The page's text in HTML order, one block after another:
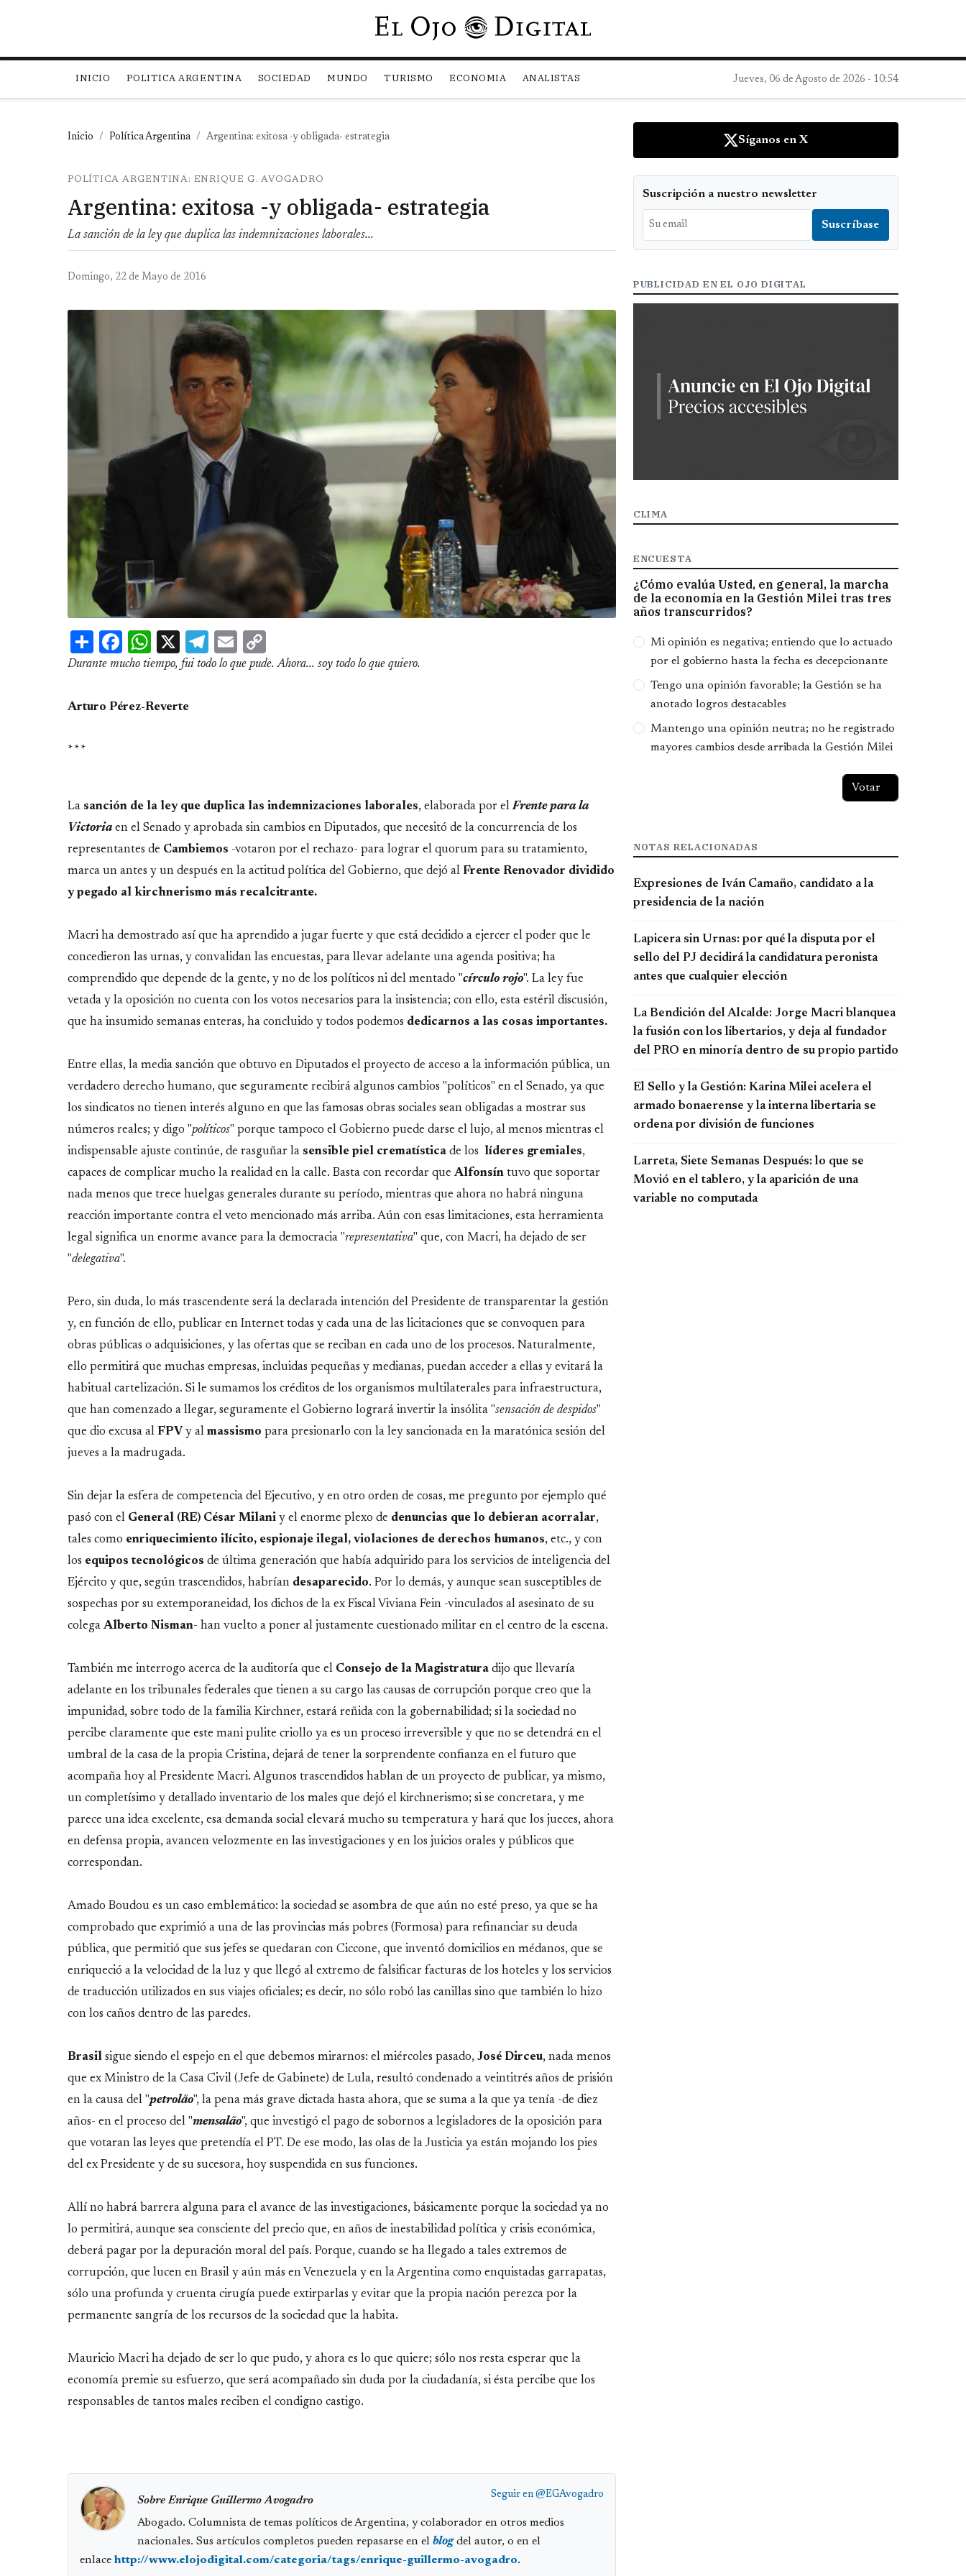
Pasar al contenido principal
INICIO POLITICA ARGENTINA SOCIEDAD MUNDO TURISMO ECONOMIA ANALISTAS Jueves, 06 de Agosto de 2026 - 10:54
Inicio Política Argentina Argentina: exitosa -y obligada- estrategia
POLÍTICA ARGENTINA: ENRIQUE G. AVOGADRO
Argentina: exitosa -y obligada- estrategia
La sanción de la ley que duplica las indemnizaciones laborales...
Domingo, 22 de Mayo de 2016
ShareFacebook
WhatsApp
X Telegram
Email
Link
Durante mucho tiempo, fui todo lo que pude. Ahora... soy todo lo que quiero.
Arturo Pérez-Reverte
* * *
La sanción de la ley que duplica las indemnizaciones laborales, elaborada por elFrente para la
Victoria en el Senado y aprobada sin cambios en Diputados, que necesitó de la concurrencia de los
representantes de Cambiemos -votaron por el rechazo- para lograr el quorum para su tratamiento,
marca un antes y un después en la actitud política del Gobierno, que dejó al Frente Renovador dividido
y pegado al kirchnerismo más recalcitrante.
Macri ha demostrado así que ha aprendido a jugar fuerte y que está decidido a ejercer el poder que le
concedieron las urnas, y convalidan las encuestas, para llevar adelante una agenda positiva; ha
comprendido que depende de la gente, y no de los políticos ni del mentado "círculo rojo". La ley fue
vetada y la oposición no cuenta con los votos necesarios para la insistencia; con ello, esta estéril discusión,
que ha insumido semanas enteras, ha concluido y todos podemos dedicarnos a las cosas importantes.
Entre ellas, la media sanción que obtuvo en Diputados el proyecto de acceso a la información pública, un
verdadero derecho humano, que seguramente recibirá algunos cambios "políticos" en el Senado, ya que
los sindicatos no tienen interés alguno en que las famosas obras sociales sean obligadas a mostrar sus
números reales; y digo "políticos" porque tampoco el Gobierno puede darse el lujo, al menos mientras el
indispensable ajuste continúe, de rasguñar la sensible piel crematística de los líderes gremiales,
capaces de complicar mucho la realidad en la calle. Basta con recordar que Alfonsín tuvo que soportar
nada menos que trece huelgas generales durante su período, mientras que ahora no habrá ninguna
reacción importante contra el veto mencionado más arriba. Aún con esas limitaciones, esta herramienta
legal significa un enorme avance para la democracia "representativa" que, con Macri, ha dejado de ser
"delegativa".
Pero, sin duda, lo más trascendente será la declarada intención del Presidente de transparentar la gestión
y, en función de ello, publicar en Internet todas y cada una de las licitaciones que se convoquen para
obras públicas o adquisiciones, y las ofertas que se reciban en cada uno de los procesos. Naturalmente,
ello permitirá que muchas empresas, incluidas pequeñas y medianas, puedan acceder a ellas y evitará la
habitual cartelización. Si le sumamos los créditos de los organismos multilaterales para infraestructura,
que han comenzado a llegar, seguramente el Gobierno logrará invertir la insólita "sensación de despidos"
que dio excusa al FPV y al massismo para presionarlo con la ley sancionada en la maratónica sesión del
jueves a la madrugada.
Sin dejar la esfera de competencia del Ejecutivo, y en otro orden de cosas, me pregunto por ejemplo qué
pasó con el General (RE) César Milani y el enorme plexo de denuncias que lo debieran acorralar,
tales como enriquecimiento ilícito, espionaje ilegal, violaciones de derechos humanos, etc., y con
los equipos tecnológicos de última generación que había adquirido para los servicios de inteligencia del
Ejército y que, según trascendidos, habrían desaparecido. Por lo demás, y aunque sean susceptibles de
sospechas por su extemporaneidad, los dichos de la ex Fiscal Viviana Fein -vinculados al asesinato de su
colega Alberto Nisman- han vuelto a poner al justamente cuestionado militar en el centro de la escena.
También me interrogo acerca de la auditoría que el Consejo de la Magistratura dijo que llevaría
adelante en los tribunales federales que tienen a su cargo las causas de corrupción porque creo que la
impunidad, sobre todo de la familia Kirchner, estará reñida con la gobernabilidad; si la sociedad no
percibe claramente que este mani pulite criollo ya es un proceso irreversible y que no se detendrá en el
umbral de la casa de la propia Cristina, dejará de tener la sorprendente confianza en el futuro que
acompaña hoy al Presidente Macri. Algunos trascendidos hablan de un proyecto de publicar, ya mismo,
un completísimo y detallado inventario de los males que dejó el kirchnerismo; si se concretara, y me
parece una idea excelente, esa demanda social elevará mucho su temperatura y hará que los jueces, ahora
en defensa propia, avancen velozmente en las investigaciones y en los juicios orales y públicos que
correspondan.
Amado Boudou es un caso emblemático: la sociedad se asombra de que aún no esté preso, ya que se ha
comprobado que exprimió a una de las provincias más pobres (Formosa) para refinanciar su deuda
pública, que permitió que sus jefes se quedaran con Ciccone, que inventó domicilios en médanos, que se
enriqueció a la velocidad de la luz y que llegó al extremo de falsificar facturas de los hoteles y los servicios
de traducción utilizados en sus viajes oficiales; es decir, no sólo robó las canillas sino que también lo hizo
con los caños dentro de las paredes.
Brasil sigue siendo el espejo en el que debemos mirarnos: el miércoles pasado, José Dirceu, nada menos
que ex Ministro de la Casa Civil (Jefe de Gabinete) de Lula, resultó condenado a veintitrés años de prisión
en la causa del "petrolão", la pena más grave dictada hasta ahora, que se suma a la que ya tenía -de diez
años- en el proceso del "mensalão", que investigó el pago de sobornos a legisladores de la oposición para
que votaran las leyes que pretendía el PT. De ese modo, las olas de la Justicia ya están mojando los pies
del ex Presidente y de su sucesora, hoy suspendida en sus funciones.
Allí no habrá barrera alguna para el avance de las investigaciones, básicamente porque la sociedad ya no
lo permitirá, aunque sea consciente del precio que, en años de inestabilidad política y crisis económica,
deberá pagar por la depuración moral del país. Porque, cuando se ha llegado a tales extremos de
corrupción, que lucen en Brasil y aún más en Venezuela y en la Argentina como enquistadas garrapatas,
sólo una profunda y cruenta cirugía puede extirparlas y evitar que la propia nación perezca por la
permanente sangría de los recursos de la sociedad que la habita.
Mauricio Macri ha dejado de ser lo que pudo, y ahora es lo que quiere; sólo nos resta esperar que la
economía premie su esfuerzo, que será acompañado sin duda por la ciudadanía, si ésta percibe que los
responsables de tantos males reciben el condigno castigo.
Seguir en @EGAvogadro
Sobre Enrique Guillermo Avogadro
Abogado. Columnista de temas políticos de Argentina, y colaborador en otros medios
nacionales. Sus artículos completos pueden repasarse en el blogdel autor, o en el
enlace http://www.elojodigital.com/categoria/tags/enrique-guillermo-avogadro.
Síganos en X
Suscripción a nuestro newsletter
PUBLICIDAD EN EL OJO DIGITAL
CLIMA
ENCUESTA
¿Cómo evalúa Usted, en general, la marcha
de la economía en la Gestión Milei tras tres
años transcurridos?
Opciones
Mi opinión es negativa; entiendo que lo actuado
por el gobierno hasta la fecha es decepcionante
Tengo una opinión favorable; la Gestión se ha
anotado logros destacables
Mantengo una opinión neutra; no he registrado
mayores cambios desde arribada la Gestión Milei
NOTAS RELACIONADAS
Expresiones de Iván Camaño, candidato a la
presidencia de la nación
Lapicera sin Urnas: por qué la disputa por el
sello del PJ decidirá la candidatura peronista
antes que cualquier elección
La Bendición del Alcalde: Jorge Macri blanquea
la fusión con los libertarios, y deja al fundador
del PRO en minoría dentro de su propio partido
El Sello y la Gestión: Karina Milei acelera el
armado bonaerense y la interna libertaria se
ordena por división de funciones
Larreta, Siete Semanas Después: lo que se
Movió en el tablero, y la aparición de una
variable no computada